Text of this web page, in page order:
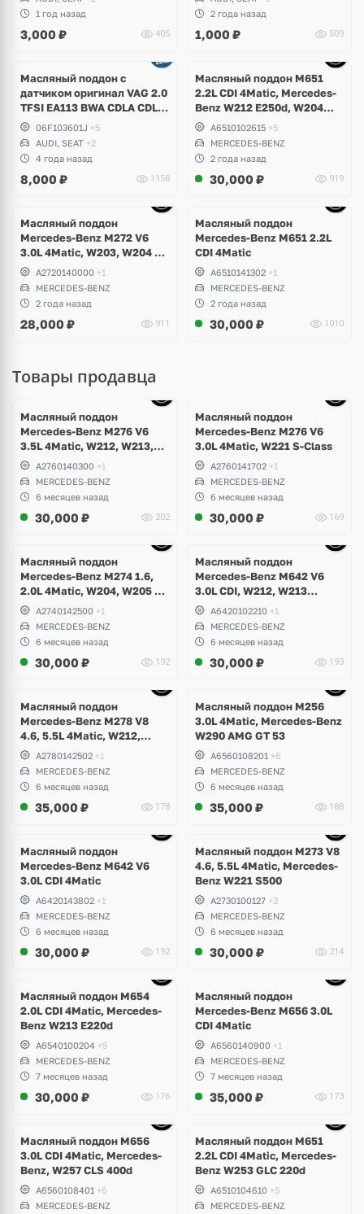
Scirocco, Caddy, Passat B6,
B7, Polo, Touran, Seat Leon,
Altea
1 год назад
3,000 ₽ 405
B3, B4, B5, Seat Toledo,
Cordoba, Ibiza
2 года назад
1,000 ₽ 509
Масляный поддон с
датчиком оригинал VAG 2.0
TFSI EA113 BWA CDLA CDLC
CDLG06F103601J +5
AUDI, SEAT +2
4 года назад
8,000 ₽ 1158
Масляный поддон M651
2.2L CDI 4Matic, Mercedes-
Benz W212 E250d, W204
GLKA6510102615 +5
MERCEDES-BENZ
2 года назад
30,000 ₽ 919
Масляный поддон
Mercedes-Benz M272 V6
3.0L 4Matic, W203, W204 C-
Class, GLK, W211, W212 E-
Class, W221 S-Class, W164
ML, W251 R-Class, W639
Vito
A2720140000 +1
MERCEDES-BENZ
2 года назад
28,000 ₽ 911
Масляный поддон
Mercedes-Benz M651 2.2L
CDI 4Matic
A6510141302 +1
MERCEDES-BENZ
2 года назад
30,000 ₽ 1010
Товары продавца
Масляный поддон
Mercedes-Benz M276 V6
3.5L 4Matic, W212, W213,
W207, W253 GLC 43 AMG,
GLE W166, GLK X204, W217,
W221, W222 S-Class,
Maybach
A2760140300 +1
MERCEDES-BENZ
6 месяцев назад
30,000 ₽ 202
Масляный поддон
Mercedes-Benz M276 V6
3.0L 4Matic, W221 S-Class
A2760141702 +1
MERCEDES-BENZ
6 месяцев назад
30,000 ₽ 169
Масляный поддон
Mercedes-Benz M274 1.6,
2.0L 4Matic, W204, W205 C-
Class, GLK, W212, W213 E-
Class, W253 GLC
A2740142500 +1
MERCEDES-BENZ
6 месяцев назад
30,000 ₽ 192
Масляный поддон
Mercedes-Benz M642 V6
3.0L CDI, W212, W213
E350d, W463 G350d, W253
GLC 350d, W166 GL, GLE,
GLS, W292 GLE350d, W251
R350d, W217, W222 S400d
A6420102210 +1
MERCEDES-BENZ
6 месяцев назад
30,000 ₽ 193
Масляный поддон
Mercedes-Benz M278 V8
4.6, 5.5L 4Matic, W212,
W207 E500, E63 AMG, W216
CL500, W218 CLS 500, 63,
W166 ML, GLS, GLE 63S,
W217, W221, W222 S63,
S500 Maybach
A2780142502 +1
MERCEDES-BENZ
6 месяцев назад
35,000 ₽ 178
Масляный поддон M256
3.0L 4Matic, Mercedes-Benz
W290 AMG GT 53
A6560108201 +6
MERCEDES-BENZ
6 месяцев назад
35,000 ₽ 188
Масляный поддон
Mercedes-Benz M642 V6
3.0L CDI 4Matic
A6420143802 +1
MERCEDES-BENZ
6 месяцев назад
30,000 ₽ 192
Масляный поддон M273 V8
4.6, 5.5L 4Matic, Mercedes-
Benz W221 S500
A2730100127 +3
MERCEDES-BENZ
6 месяцев назад
30,000 ₽ 214
Масляный поддон M654
2.0L CDI 4Matic, Mercedes-
Benz W213 E220d
A6540100204 +5
MERCEDES-BENZ
7 месяцев назад
30,000 ₽ 176
Масляный поддон
Mercedes-Benz M656 3.0L
CDI 4Matic
A6560140900 +1
MERCEDES-BENZ
7 месяцев назад
35,000 ₽ 173
Масляный поддон M656
3.0L CDI 4Matic, Mercedes-
Benz, W257 CLS 400d
A6560108401 +6
MERCEDES-BENZ
Масляный поддон M651
2.2L CDI 4Matic, Mercedes-
Benz W253 GLC 220d
A6510104610 +5
MERCEDES-BENZ